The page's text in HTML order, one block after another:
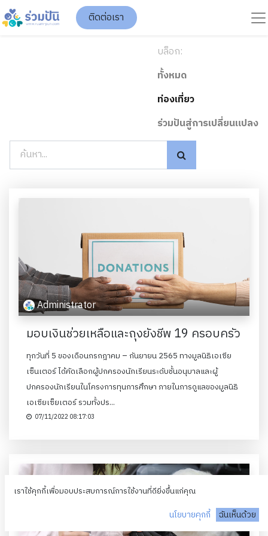
ติดต่อเรา
บล็อก:
ทั้งหมด
ท่องเที่ยว
ร่วมปันสู่การเปลี่ยนแปลง
Administrator
มอบเงินช่วยเหลือและถุงยังชีพ 19 ครอบครัว
ทุกวันที่ 5 ของเดือนกรกฎาคม – กันยายน 2565 ทางมูลนิธิเอเซีย
เซ็นเตอร์ ได้คัดเลือกผู้ปกครองนักเรียนระดับชั้นอนุบาลและผู้
ปกครองนักเรียนในโครงการทุนการศึกษา ภายในการดูแลของมูลนิธิ
เอเซียเซ็ยเตอร์ รวมทั้งปร...
07/11/2022 08:17:03
เราใช้คุกกี้เพื่อมอบประสบการณ์การใช้งานที่ดียิ่งขึ้นแก่คุณ
นโยบายคุกกี้ ฉันเห็นด้วย